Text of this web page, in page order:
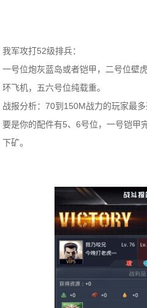
我军攻打52级排兵：
一号位炮灰蓝岛或者铠甲，二号位壁
环飞机，五六号位纯载重。
战报分析：70到150M战力的玩家最
要是你的配件有5、6号位，一号铠甲
下矿。